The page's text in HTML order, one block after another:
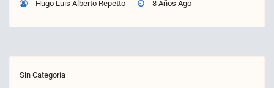
Hugo Luis Alberto Repetto 8 Años Ago
Sin Categoría